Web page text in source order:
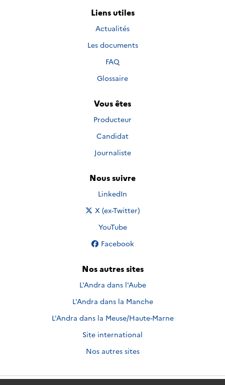
Liens utiles
Actualités
Les documents
FAQ
Glossaire
Vous êtes
Producteur
Candidat
Journaliste
Nous suivre
Nous suivre sur
LinkedIn
Nous suivre sur
X (ex-Twitter)
Nous suivre sur
YouTube
Nous suivre sur
Facebook
Nos autres sites
L'Andra dans l'Aube
L'Andra dans la Manche
L'Andra dans la Meuse/Haute-Marne
Site international
Nos autres sites